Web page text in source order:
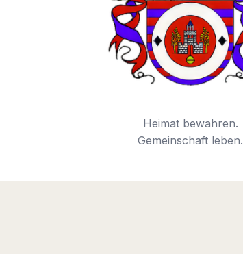
Heimat bewahren.
Gemeinschaft leben.